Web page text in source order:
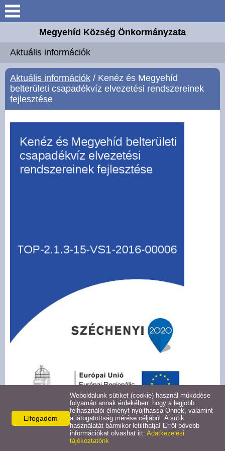
Keresés
Megyehíd
Elérhetőségek
Önkormányzat
Intézmények
Választási információk
Felhívások
Gazdaság
Galéria
Hasznos linkek
Közérdekű adatok
Megyehíd Község Önkormányzata
Aktuális információk
Aktuális információk / Kenéz és Megyehíd
belterületi csapadékvíz elvezetési rendszereinek
fejlesztése
Elfogadom
Weboldalunk sütiket (cookie) használ működése
folyamán annak érdekében, hogy a legjobb
felhasználói élményt nyújthassa Önnek, valamint
a látogatottság mérése céljából. A sütik
használatát bármikor letilthatja! Erről bővebb
információkat olvashat itt: Adatkezelési
tájékoztatónk